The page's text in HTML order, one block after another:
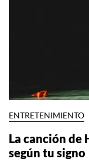
ENTRETENIMIENTO
La canción de
según tu signo